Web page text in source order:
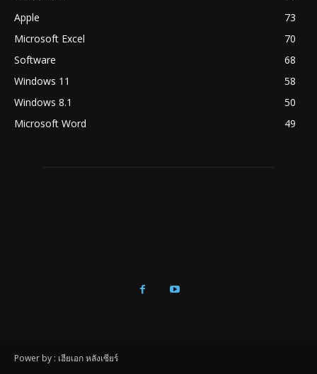
Apple
73
Microsoft Excel
70
Software
68
Windows 11
58
Windows 8.1
50
Microsoft Word
49
Power by : เฮียเอก หลังเซียร์